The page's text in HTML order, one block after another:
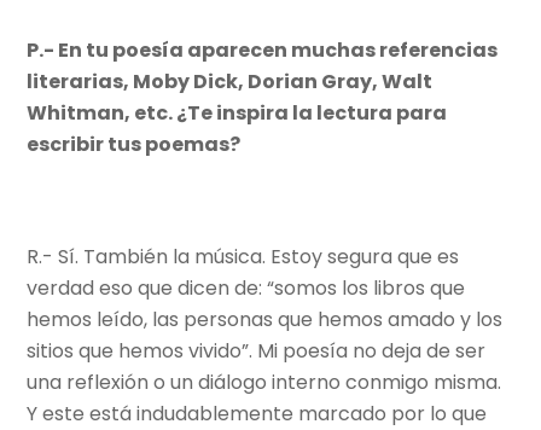
P.- En tu poesía aparecen muchas referencias
literarias, Moby Dick, Dorian Gray, Walt
Whitman, etc. ¿Te inspira la lectura para
escribir tus poemas?
R.- Sí. También la música. Estoy segura que es
verdad eso que dicen de: “somos los libros que
hemos leído, las personas que hemos amado y los
sitios que hemos vivido”. Mi poesía no deja de ser
una reflexión o un diálogo interno conmigo misma.
Y este está indudablemente marcado por lo que